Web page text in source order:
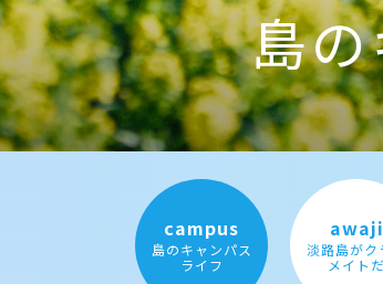
島
campus
島のキャンパス
ライフ
awaji
淡路島がク
メイトだ